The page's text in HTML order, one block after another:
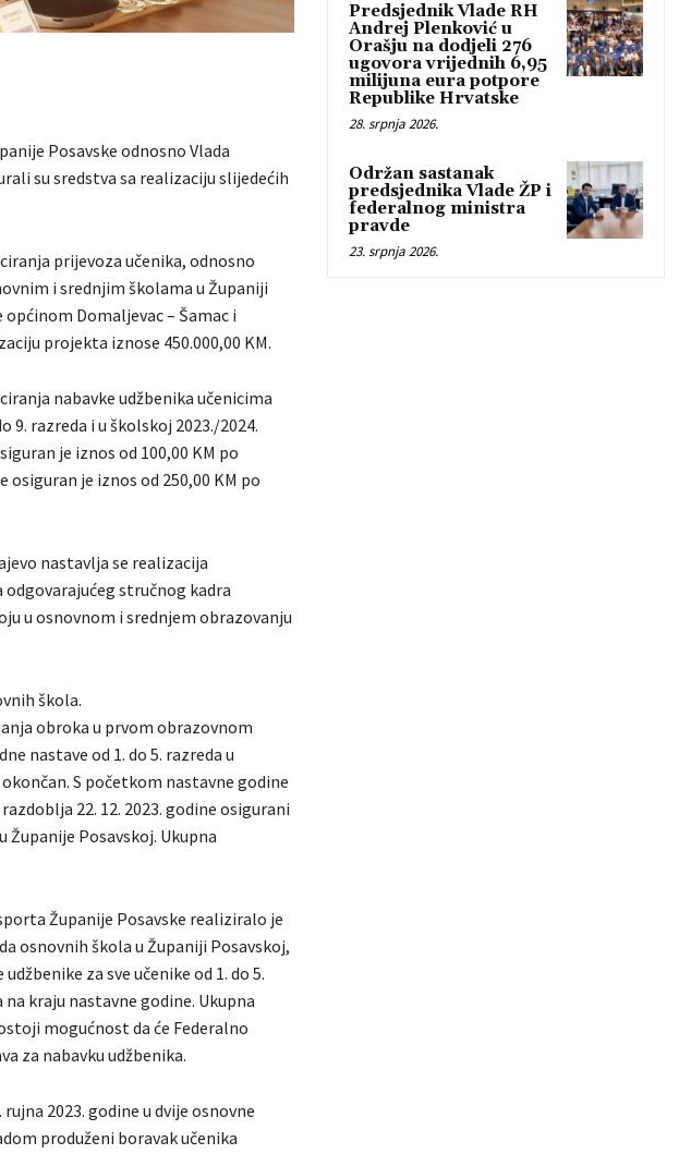
Posavske odnosno Vlada
su sredstva sa realizaciju slijedećih
prijevoza učenika, odnosno
i srednjim školama u Županiji
Domaljevac – Šamac i
projekta iznose 450.000,00 KM.
nabavke udžbenika učenicima
9. razreda i u školskoj 2023./2024.
je iznos od 100,00 KM po
osiguran je iznos od 250,00 KM po
nastavlja se realizacija
stručnog kadra
u osnovnom i srednjem obrazovanju
škola.
obroka u prvom obrazovnom
nastave od 1. do 5. razreda u
S početkom nastavne godine
22. 12. 2023. godine osigurani
Županije Posavskoj. Ukupna
Županije Posavske realiziralo je
osnovnih škola u Županiji Posavskoj,
za sve učenike od 1. do 5.
kraju nastavne godine. Ukupna
mogućnost da će Federalno
za nabavku udžbenika.
2023. godine u dvije osnovne
produženi boravak učenika
Predsjednik Vlade RH
Andrej Plenković u
Orašju na dodjeli 276
ugovora vrijednih 6,95
milijuna eura potpore
Republike Hrvatske
28. srpnja 2026.
Održan sastanak
predsjednika Vlade ŽP i
federalnog ministra
pravde
23. srpnja 2026.